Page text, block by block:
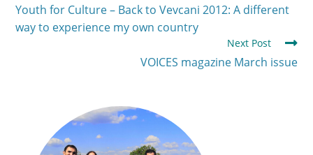
Youth for Culture – Back to Vevcani 2012: A different
way to experience my own country
Next Post
VOICES magazine March issue